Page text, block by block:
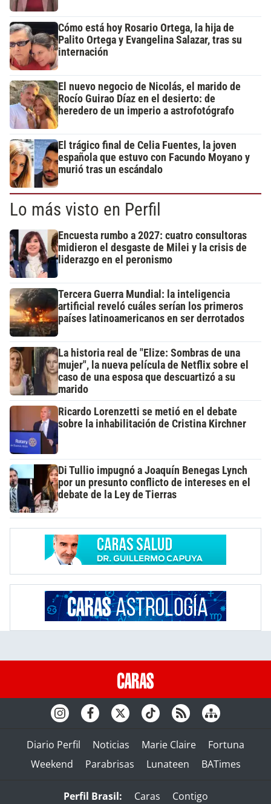
Cómo está hoy Rosario Ortega, la hija de
Palito Ortega y Evangelina Salazar, tras su
internación
El nuevo negocio de Nicolás, el marido de
Rocío Guirao Díaz en el desierto: de
heredero de un imperio a astrofotógrafo
El trágico final de Celia Fuentes, la joven
española que estuvo con Facundo Moyano y
murió tras un escándalo
Lo más visto en Perfil
Encuesta rumbo a 2027: cuatro consultoras
midieron el desgaste de Milei y la crisis de
liderazgo en el peronismo
Tercera Guerra Mundial: la inteligencia
artificial reveló cuáles serían los primeros
países latinoamericanos en ser derrotados
La historia real de "Elize: Sombras de una
mujer", la nueva película de Netflix sobre el
caso de una esposa que descuartizó a su
marido
Ricardo Lorenzetti se metió en el debate
sobre la inhabilitación de Cristina Kirchner
Di Tullio impugnó a Joaquín Benegas Lynch
por un presunto conflicto de intereses en el
debate de la Ley de Tierras
Diario Perfil Noticias Marie Claire
Fortuna
Weekend
Parabrisas Lunateen BATimes
Perfil Brasil: Caras Contigo